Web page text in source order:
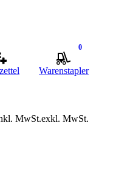
0
Warenstapler
MwSt.exkl. MwSt.